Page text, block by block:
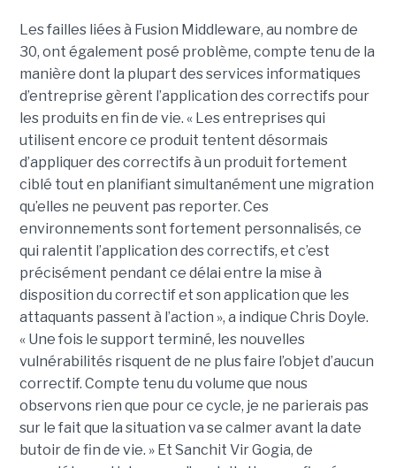
Les failles liées à Fusion Middleware, au nombre de
30, ont également posé problème, compte tenu de la
manière dont la plupart des services informatiques
d’entreprise gèrent l’application des correctifs pour
les produits en fin de vie. « Les entreprises qui
utilisent encore ce produit tentent désormais
d’appliquer des correctifs à un produit fortement
ciblé tout en planifiant simultanément une migration
qu’elles ne peuvent pas reporter. Ces
environnements sont fortement personnalisés, ce
qui ralentit l’application des correctifs, et c’est
précisément pendant ce délai entre la mise à
disposition du correctif et son application que les
attaquants passent à l’action », a indique Chris Doyle.
« Une fois le support terminé, les nouvelles
vulnérabilités risquent de ne plus faire l’objet d’aucun
correctif. Compte tenu du volume que nous
observons rien que pour ce cycle, je ne parierais pas
sur le fait que la situation va se calmer avant la date
butoir de fin de vie. » Et Sanchit Vir Gogia, de